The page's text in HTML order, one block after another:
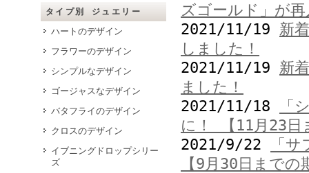
タイプ別 ジュエリー
ハートのデザイン
フラワーのデザイン
シンプルなデザイン
ゴージャスなデザイン
バタフライのデザイン
クロスのデザイン
イブニングドロップシリー
ズ
ズゴールド」が
2021/11/19 新
しました！
2021/11/19 新
ました！
2021/11/18
「
に！ 【11月23日
2021/9/22
「
【9月30日までの